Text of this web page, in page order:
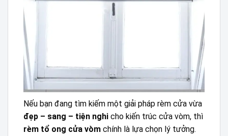
Nếu bạn đang tìm kiếm một giải pháp rèm cửa vừa
đẹp – sang – tiện nghi cho kiến trúc cửa vòm, thì
rèm tổ ong cửa vòm chính là lựa chọn lý tưởng.